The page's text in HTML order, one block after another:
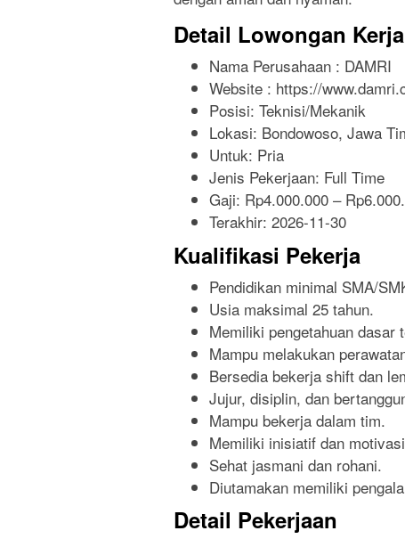
Detail Lowongan Kerja
Nama Perusahaan : DAMRI
Website : https://
Posisi: Teknisi/Mekanik
Lokasi: Bondowoso, Jawa
Untuk: Pria
Jenis Pekerjaan: Full Time
Gaji: Rp4.000.000 – Rp
Terakhir: 2026-11-30
Kualifikasi Pekerja
Pendidikan minimal SMA/
Usia maksimal 25 tahun.
Memiliki pengetahuan dasar
Mampu melakukan
Bersedia bekerja shift dan
Jujur, disiplin, dan
Mampu bekerja dalam tim.
Memiliki inisiatif dan
Sehat jasmani dan rohani.
Diutamakan memiliki
Detail Pekerjaan